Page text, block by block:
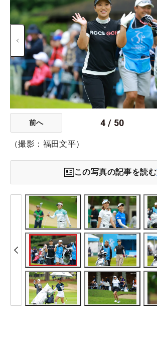
前へ 4 / 50
（撮影：福田文平）
この写真の記事を読む